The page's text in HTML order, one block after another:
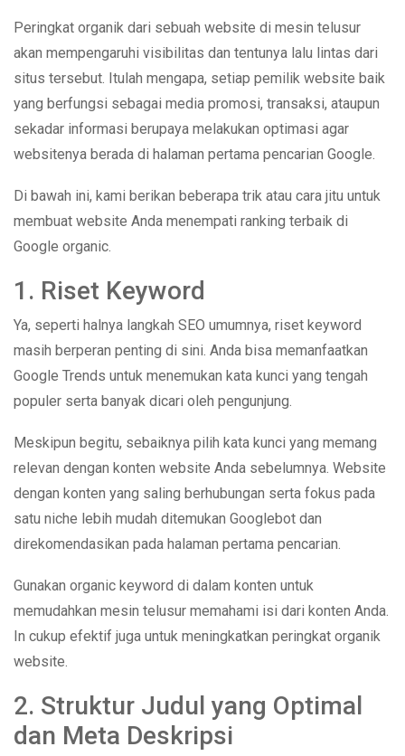
Peringkat organik dari sebuah website di mesin telusur
akan mempengaruhi visibilitas dan tentunya lalu lintas dari
situs tersebut. Itulah mengapa, setiap pemilik website baik
yang berfungsi sebagai media promosi, transaksi, ataupun
sekadar informasi berupaya melakukan optimasi agar
websitenya berada di halaman pertama pencarian Google.
Di bawah ini, kami berikan beberapa trik atau cara jitu untuk
membuat website Anda menempati ranking terbaik di
Google organic.
1. Riset Keyword
Ya, seperti halnya langkah SEO umumnya, riset keyword
masih berperan penting di sini. Anda bisa memanfaatkan
Google Trends untuk menemukan kata kunci yang tengah
populer serta banyak dicari oleh pengunjung.
Meskipun begitu, sebaiknya pilih kata kunci yang memang
relevan dengan konten website Anda sebelumnya. Website
dengan konten yang saling berhubungan serta fokus pada
satu niche lebih mudah ditemukan Googlebot dan
direkomendasikan pada halaman pertama pencarian.
Gunakan organic keyword di dalam konten untuk
memudahkan mesin telusur memahami isi dari konten Anda.
In cukup efektif juga untuk meningkatkan peringkat organik
website.
2. Struktur Judul yang Optimal
dan Meta Deskripsi